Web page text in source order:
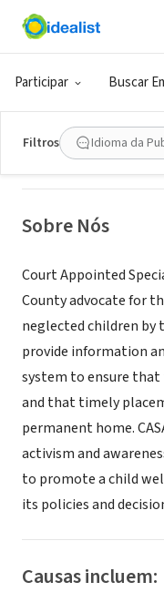
Participar Buscar
Filtros Idioma da
ONG (SETOR
CASA of
Sobre Nós
Court Appointed
County advocate for
neglected children
provide information
system to ensure
and that timely
permanent home.
activism and
to promote a child
its policies and
Causas incluem: